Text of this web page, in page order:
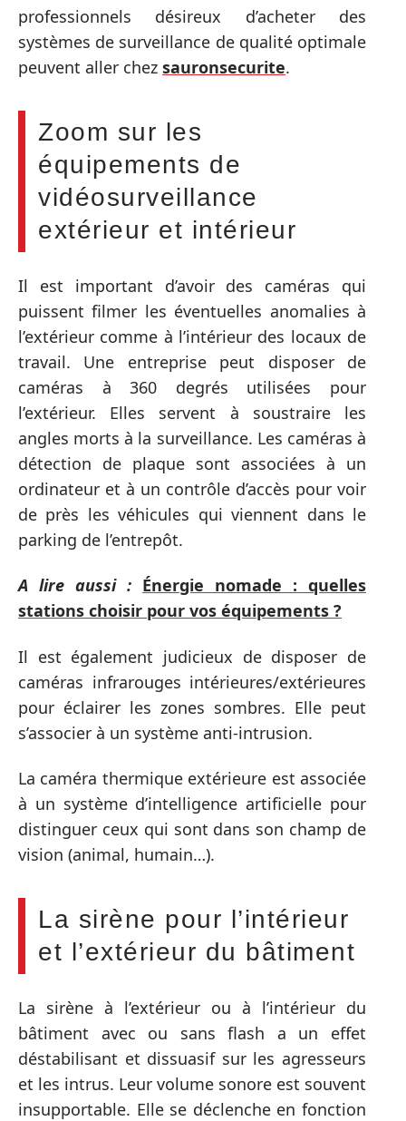
professionnels désireux d’acheter des
systèmes de surveillance de qualité optimale
peuvent aller chez sauronsecurite.
Zoom sur les
équipements de
vidéosurveillance
extérieur et intérieur
Il est important d’avoir des caméras qui
puissent filmer les éventuelles anomalies à
l’extérieur comme à l’intérieur des locaux de
travail. Une entreprise peut disposer de
caméras à 360 degrés utilisées pour
l’extérieur. Elles servent à soustraire les
angles morts à la surveillance. Les caméras à
détection de plaque sont associées à un
ordinateur et à un contrôle d’accès pour voir
de près les véhicules qui viennent dans le
parking de l’entrepôt.
A lire aussi : Énergie nomade : quelles
stations choisir pour vos équipements ?
Il est également judicieux de disposer de
caméras infrarouges intérieures/extérieures
pour éclairer les zones sombres. Elle peut
s’associer à un système anti-intrusion.
La caméra thermique extérieure est associée
à un système d’intelligence artificielle pour
distinguer ceux qui sont dans son champ de
vision (animal, humain…).
La sirène pour l’intérieur
et l’extérieur du bâtiment
La sirène à l’extérieur ou à l’intérieur du
bâtiment avec ou sans flash a un effet
déstabilisant et dissuasif sur les agresseurs
et les intrus. Leur volume sonore est souvent
insupportable. Elle se déclenche en fonction